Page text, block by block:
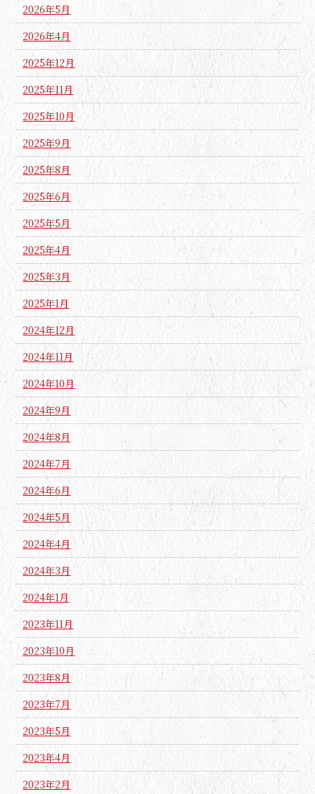
2026年5月
2026年4月
2025年12月
2025年11月
2025年10月
2025年9月
2025年8月
2025年6月
2025年5月
2025年4月
2025年3月
2025年1月
2024年12月
2024年11月
2024年10月
2024年9月
2024年8月
2024年7月
2024年6月
2024年5月
2024年4月
2024年3月
2024年1月
2023年11月
2023年10月
2023年8月
2023年7月
2023年5月
2023年4月
2023年2月